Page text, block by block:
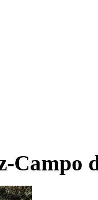
Campo